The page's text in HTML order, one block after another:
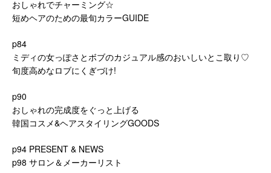
おしゃれでチャーミング☆
短めヘアのための最旬カラーGUIDE
p84
ミディの女っぽさとボブのカジュアル感のおいしいとこ取り♡
旬度高めなロブにくぎづけ!
p90
おしゃれの完成度をぐっと上げる
韓国コスメ&ヘアスタイリングGOODS
p94 PRESENT & NEWS
p98 サロン＆メーカーリスト